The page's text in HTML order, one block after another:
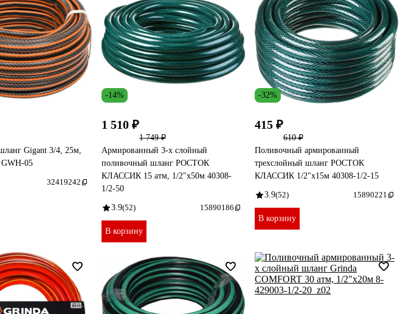
Gigant 3/4, 25м,
GWH-05
32419242
-14%
1 510 ₽
1 749 ₽
Армированный 3-х слойный
поливочный шланг РОСТОК
КЛАССИК 15 атм, 1/2"х50м 40308-
1/2-50
3.9(52) 15890186
В корзину
-32%
415 ₽
610 ₽
Поливочный армированный
трехслойный шланг РОСТОК
КЛАССИК 1/2"х15м 40308-1/2-15
3.9(52) 15890221
В корзину